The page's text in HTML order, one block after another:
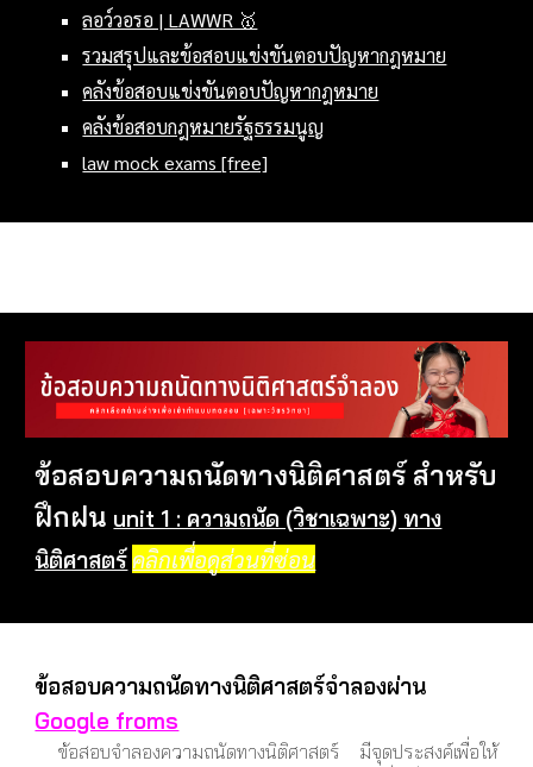
ลอว์วอรอ | LAWWR 🥇
รวมสรุปและข้อสอบแข่งขันตอบปัญหากฎหมาย
คลังข้อสอบแข่งขันตอบปัญหากฎหมาย
คลังข้อสอบกฎหมายรัฐธรรมนูญ
law mock exams [free]
ข้อสอบความถนัดทางนิติศาสตร์ สำหรับ
ฝึกฝน unit 1 : ความถนัด (วิชาเฉพาะ) ทาง
นิติศาสตร์ คลิกเพื่อดูส่วนที่ซ่อน
ข้อสอบความถนัดทางนิติศาสตร์จำลองผ่าน
Google froms
ข้อสอบจำลองความถนัดทางนิติศาสตร์ มีจุดประสงค์เพื่อให้